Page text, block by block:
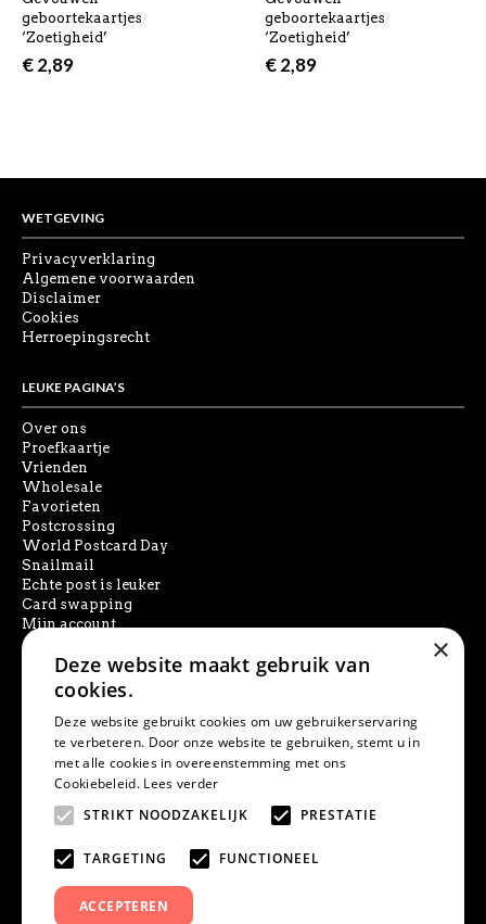
geboortekaartjes
‘Zoetigheid’
€2,89
geboortekaartjes
‘Zoetigheid’
€2,89
WETGEVING
Privacyverklaring
Algemene voorwaarden
Disclaimer
Cookies
Herroepingsrecht
LEUKE PAGINA’S
Over ons
Proefkaartje
Vrienden
Wholesale
Favorieten
Postcrossing
World Postcard Day
Snailmail
Echte post is leuker
Card swapping
Mijn account
SOCIAL MEDIA
PRODUCT ZOEKEN
×
Deze website maakt gebruik van
cookies.
Deze website gebruikt cookies om uw gebruikerservaring
te verbeteren. Door onze website te gebruiken, stemt u in
met alle cookies in overeenstemming met ons
Cookiebeleid. Lees verder
STRIKT NOODZAKELIJK
PRESTATIE
TARGETING FUNCTIONEEL
ACCEPTEREN